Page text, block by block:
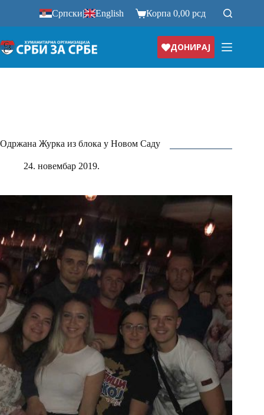
Српски| English Корпа0,00рсд
ДОНИРАЈ
Одржана Журка из блока у Новом Саду
24. новембар 2019.